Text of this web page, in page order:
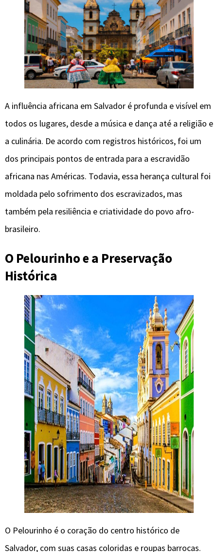
A influência africana em Salvador é profunda e visível em
todos os lugares, desde a música e dança até a religião e
a culinária. De acordo com registros históricos, foi um
dos principais pontos de entrada para a escravidão
africana nas Américas. Todavia, essa herança cultural foi
moldada pelo sofrimento dos escravizados, mas
também pela resiliência e criatividade do povo afro-
brasileiro.
O Pelourinho e a Preservação
Histórica
O Pelourinho é o coração do centro histórico de
Salvador, com suas casas coloridas e roupas barrocas.